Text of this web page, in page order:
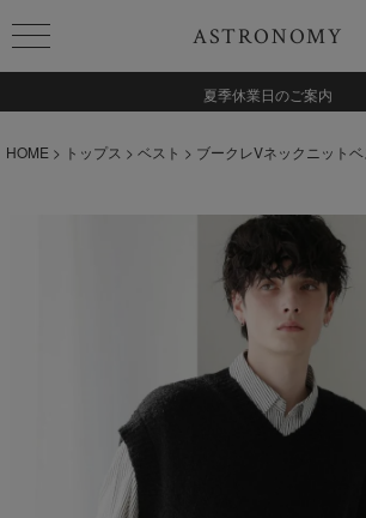
ASTRONOMY
夏季休業日のご案内
HOME トップス ベスト ブークレVネックニットベ